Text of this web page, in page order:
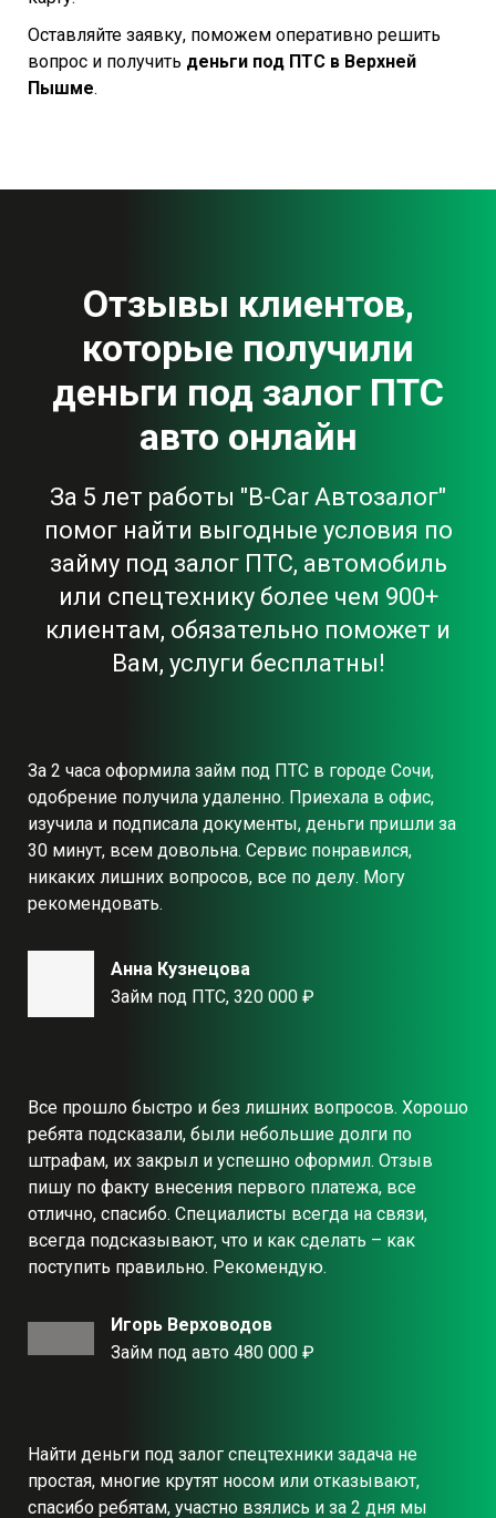
Оставляйте заявку, поможем оперативно решить
вопрос и получить деньги под ПТС в Верхней
Пышме.
Отзывы клиентов,
которые получили
деньги под залог ПТС
авто онлайн
За 5 лет работы "B-Car Автозалог"
помог найти выгодные условия по
займу под залог ПТС, автомобиль
или спецтехнику более чем 900+
клиентам, обязательно поможет и
Вам, услуги бесплатны!
За 2 часа оформила займ под ПТС в городе Сочи,
одобрение получила удаленно. Приехала в офис,
изучила и подписала документы, деньги пришли за
30 минут, всем довольна. Сервис понравился,
никаких лишних вопросов, все по делу. Могу
рекомендовать.
Анна Кузнецова
Займ под ПТС, 320 000 ₽
Все прошло быстро и без лишних вопросов. Хорошо
ребята подсказали, были небольшие долги по
штрафам, их закрыл и успешно оформил. Отзыв
пишу по факту внесения первого платежа, все
отлично, спасибо. Специалисты всегда на связи,
всегда подсказывают, что и как сделать – как
поступить правильно. Рекомендую.
Игорь Верховодов
Займ под авто 480 000 ₽
Найти деньги под залог спецтехники задача не
простая, многие крутят носом или отказывают,
спасибо ребятам, участно взялись и за 2 дня мы